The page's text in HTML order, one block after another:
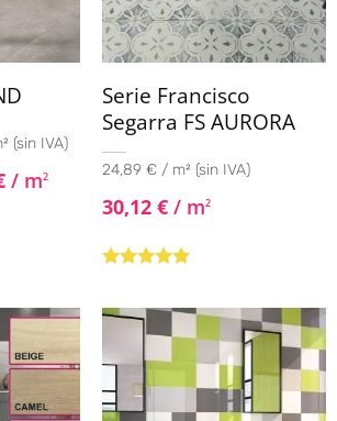
(sin IVA)
/ m2
Serie Francisco
Segarra FS AURORA
24,89 € / m² (sin IVA)
30,12 € / m2